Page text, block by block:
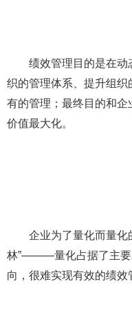
绩效管理目的是在动
织的管理体系、提升组
有的管理；最终目的和
价值最大化。
企业为了量化而量化的
林”———量化占据了主要
向，很难实现有效的绩效